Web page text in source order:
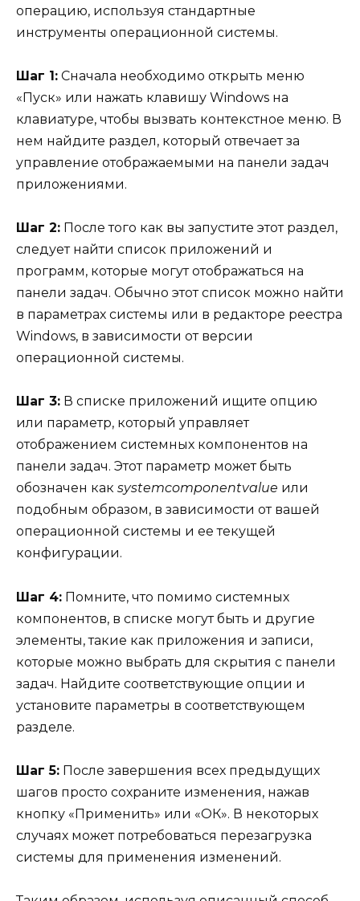
операцию, используя стандартные
инструменты операционной системы.
Шаг 1: Сначала необходимо открыть меню
«Пуск» или нажать клавишу Windows на
клавиатуре, чтобы вызвать контекстное меню. В
нем найдите раздел, который отвечает за
управление отображаемыми на панели задач
приложениями.
Шаг 2: После того как вы запустите этот раздел,
следует найти список приложений и
программ, которые могут отображаться на
панели задач. Обычно этот список можно найти
в параметрах системы или в редакторе реестра
Windows, в зависимости от версии
операционной системы.
Шаг 3: В списке приложений ищите опцию
или параметр, который управляет
отображением системных компонентов на
панели задач. Этот параметр может быть
обозначен как systemcomponentvalue или
подобным образом, в зависимости от вашей
операционной системы и ее текущей
конфигурации.
Шаг 4: Помните, что помимо системных
компонентов, в списке могут быть и другие
элементы, такие как приложения и записи,
которые можно выбрать для скрытия с панели
задач. Найдите соответствующие опции и
установите параметры в соответствующем
разделе.
Шаг 5: После завершения всех предыдущих
шагов просто сохраните изменения, нажав
кнопку «Применить» или «ОК». В некоторых
случаях может потребоваться перезагрузка
системы для применения изменений.